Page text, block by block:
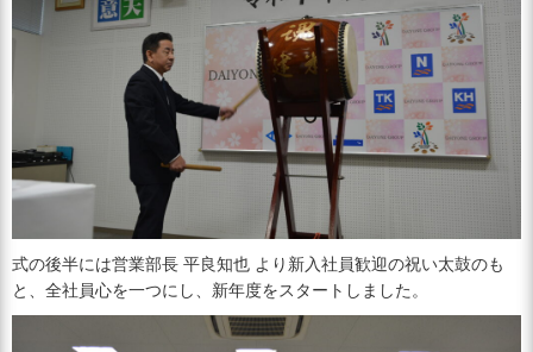
式の後半には営業部長 平良知也 より新入社員歓迎の祝い太鼓のも
と、全社員心を一つにし、新年度をスタートしました。